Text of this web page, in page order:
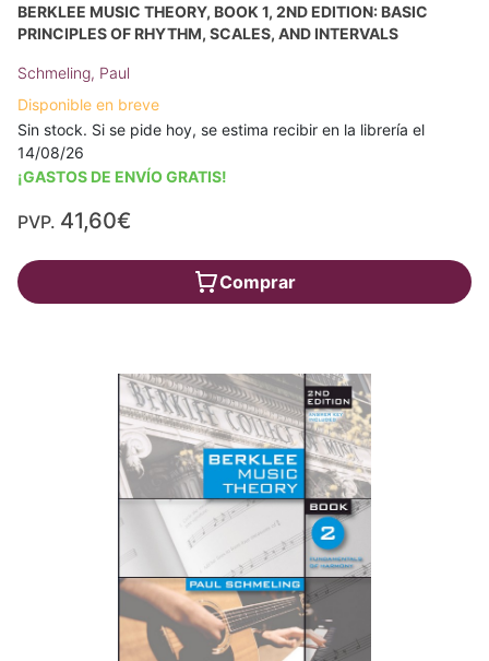
BERKLEE MUSIC THEORY, BOOK 1, 2ND EDITION: BASIC
PRINCIPLES OF RHYTHM, SCALES, AND INTERVALS
Schmeling, Paul
Disponible en breve
Sin stock. Si se pide hoy, se estima recibir en la librería el
14/08/26
¡GASTOS DE ENVÍO GRATIS!
PVP. 41,60€
Comprar